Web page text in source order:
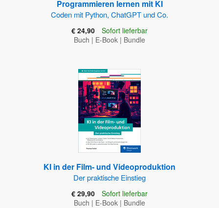
Programmieren lernen mit KI
Coden mit Python, ChatGPT und Co.
€ 24,90
Sofort lieferbar
Buch | E-Book | Bundle
KI in der Film- und Videoproduktion
Der praktische Einstieg
€ 29,90
Sofort lieferbar
Buch | E-Book | Bundle